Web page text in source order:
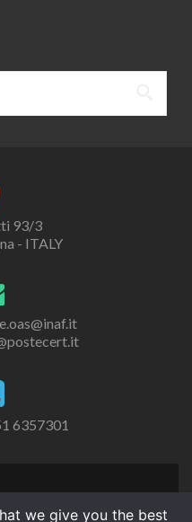
93/3
- ITALY
6357301
we give you the best